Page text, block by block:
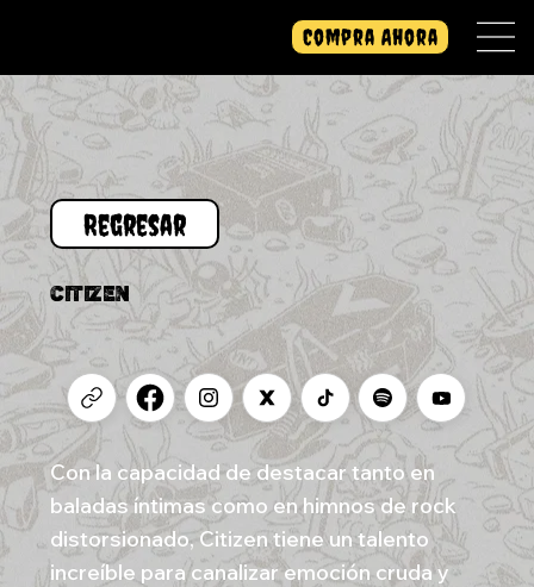
Compra Ahora
Regresar
CITIZEN
Con la capacidad de destacar tanto en
baladas íntimas como en himnos de rock
distorsionado, Citizen tiene un talento
increíble para canalizar emoción cruda y